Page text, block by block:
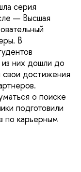
серия
— Высшая
В
из них дошли до
свои достижения
о поиске
подготовили
по карьерным